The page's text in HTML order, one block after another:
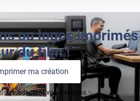
ou logos imprimés
du film !
ma création
adaptent vos créations ✨